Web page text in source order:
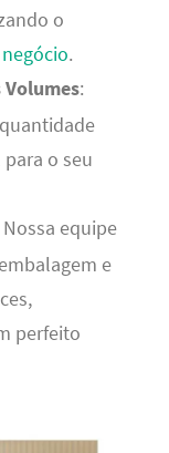
o
.
Volumes:
o seu
Nossa equipe
e
perfeito